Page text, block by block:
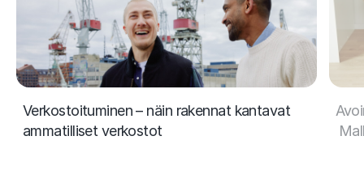
Verkostoituminen – näin rakennat kantavat
ammatilliset verkostot